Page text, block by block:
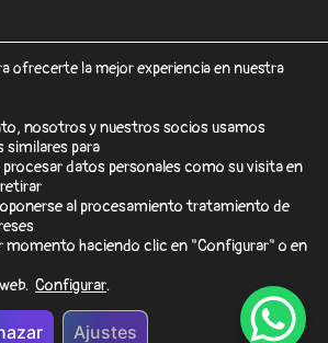
SisFormáticos
ofrecerte la mejor experiencia en nuestra
nosotros y nuestros socios usamos
similares para
datos personales como su visita en
al procesamiento tratamiento de
momento haciendo clic en "Configurar" o en
Configurar.
Ajustes